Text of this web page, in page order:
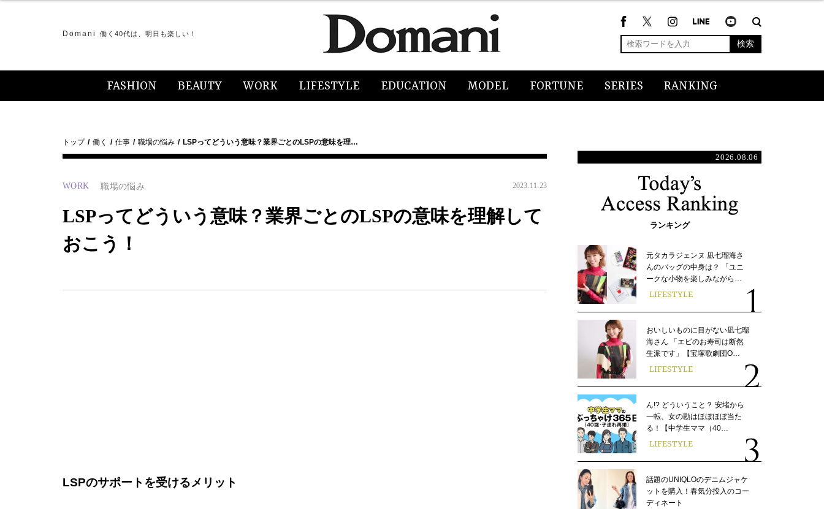
Domani 働く40代は、明日も楽しい！
検索
FASHION BEAUTY WORK LIFESTYLE EDUCATION MODEL FORTUNE SERIES RANKING
トップ 働く 仕事 職場の悩み LSPってどういう意味？業界ごとのLSPの意味を理…
WORK 職場の悩み 2023.11.23
LSPってどういう意味？業界ごとのLSPの意味を理解して
おこう！
LSPのサポートを受けるメリット
2026.08.06
ランキング
元タカラジェンヌ 凪七瑠海さ
んのバッグの中身は？ 「ユニ
ークな小物を楽しみながら…
LIFESTYLE
おいしいものに目がない凪七瑠
海さん 「エビのお寿司は断然
生派です」【宝塚歌劇団O…
LIFESTYLE
ん!? どういうこと？ 安堵から
一転、女の勘はほぼほぼ当た
る！【中学生ママ（40…
LIFESTYLE
話題のUNIQLOのデニムジャケ
ットを購入！春気分投入のコー
ディネート